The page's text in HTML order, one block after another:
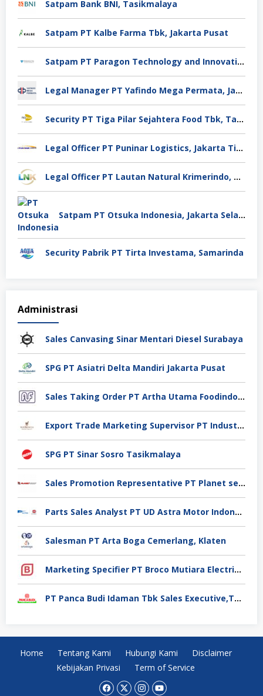
Satpam Bank BNI, Tasikmalaya
Satpam PT Kalbe Farma Tbk, Jakarta Pusat
Satpam PT Paragon Technology and Innovation Jakarta
Legal Manager PT Yafindo Mega Permata, Jakarta Barat
Security PT Tiga Pilar Sejahtera Food Tbk, Tangerang
Legal Officer PT Puninar Logistics, Jakarta Timur
Legal Officer PT Lautan Natural Krimerindo, Mojokerto
Satpam PT Otsuka Indonesia, Jakarta Selatan
Security Pabrik PT Tirta Investama, Samarinda
Administrasi
Sales Canvasing Sinar Mentari Diesel Surabaya
SPG PT Asiatri Delta Mandiri Jakarta Pusat
Sales Taking Order PT Artha Utama Foodindo Tangerang
Export Trade Marketing Supervisor PT Industri Jamu Dan Farmasi Sido Muncul Tbk, Jakarta
SPG PT Sinar Sosro Tasikmalaya
Sales Promotion Representative PT Planet selancar Mandiri, Pontianak
Parts Sales Analyst PT UD Astra Motor Indonesia, Jakarta Utara
Salesman PT Arta Boga Cemerlang, Klaten
Marketing Specifier PT Broco Mutiara Electrical Industry, Tangerang
PT Panca Budi Idaman Tbk Sales Executive,Tangerang
Home Tentang Kami Hubungi Kami
Disclaimer
Kebijakan Privasi
Term of Service